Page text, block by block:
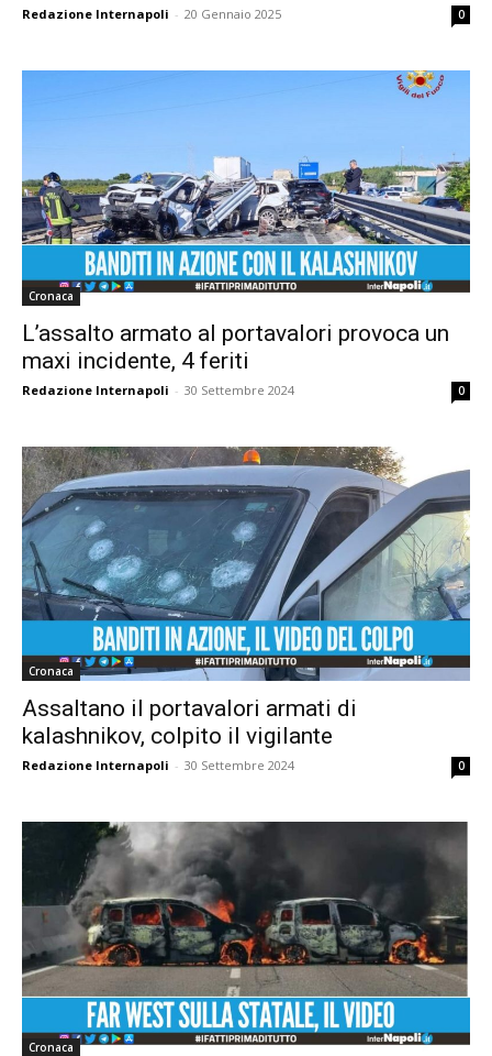
Redazione Internapoli - 20 Gennaio 2025 0
Cronaca
L’assalto armato al portavalori provoca un
maxi incidente, 4 feriti
Redazione Internapoli - 30 Settembre 2024 0
Cronaca
Assaltano il portavalori armati di
kalashnikov, colpito il vigilante
Redazione Internapoli - 30 Settembre 2024 0
Cronaca